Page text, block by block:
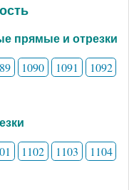
прямые и отрезки
1090 1091
1092
1102 1103
1104